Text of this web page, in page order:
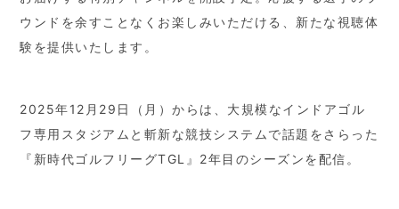
ウンドを余すことなくお楽しみいただける、新たな視聴体
験を提供いたします。
2025年12月29日（月）からは、大規模なインドアゴル
フ専用スタジアムと斬新な競技システムで話題をさらった
『新時代ゴルフリーグTGL』2年目のシーズンを配信。